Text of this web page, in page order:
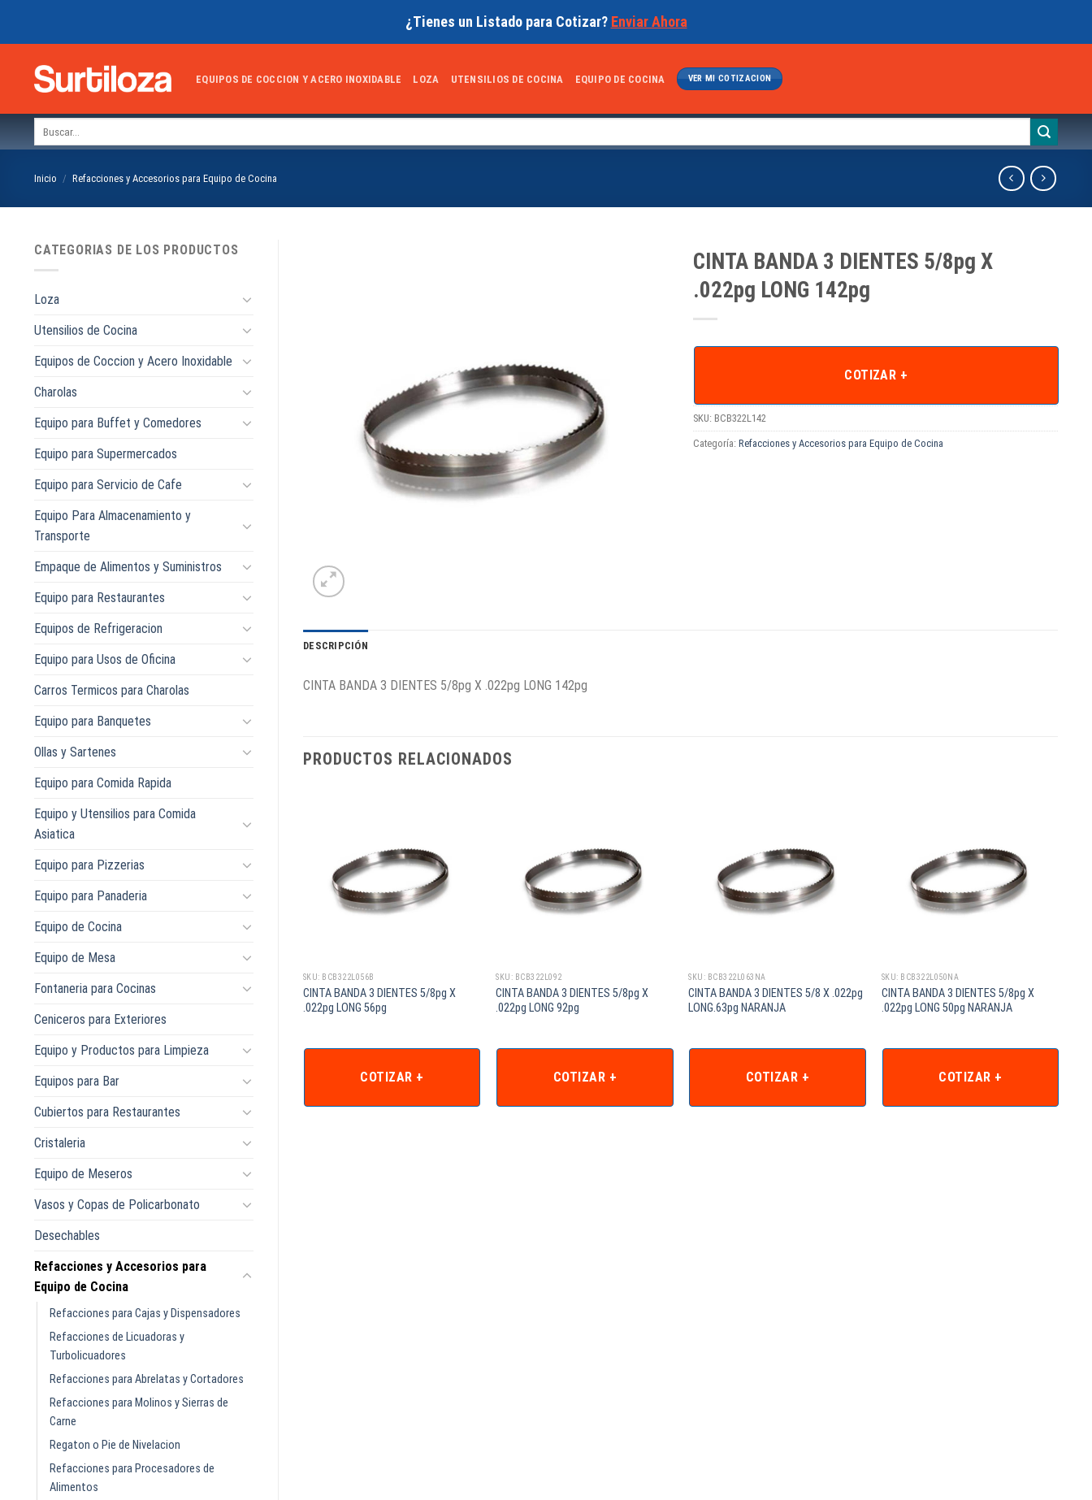
¿Tienes un Listado para Cotizar? Enviar Ahora
EQUIPOS DE COCCION Y ACERO INOXIDABLE LOZA UTENSILIOS DE COCINA EQUIPO DE COCINA VER MI COTIZACION
Inicio / Refacciones y Accesorios para Equipo de Cocina
CATEGORIAS DE LOS PRODUCTOS
Loza
Utensilios de Cocina
Equipos de Coccion y Acero Inoxidable
Charolas
Equipo para Buffet y Comedores
Equipo para Supermercados
Equipo para Servicio de Cafe
Equipo Para Almacenamiento y
Transporte
Empaque de Alimentos y Suministros
Equipo para Restaurantes
Equipos de Refrigeracion
Equipo para Usos de Oficina
Carros Termicos para Charolas
Equipo para Banquetes
Ollas y Sartenes
Equipo para Comida Rapida
Equipo y Utensilios para Comida
Asiatica
Equipo para Pizzerias
Equipo para Panaderia
Equipo de Cocina
Equipo de Mesa
Fontaneria para Cocinas
Ceniceros para Exteriores
Equipo y Productos para Limpieza
Equipos para Bar
Cubiertos para Restaurantes
Cristaleria
Equipo de Meseros
Vasos y Copas de Policarbonato
Desechables
Refacciones y Accesorios para
Equipo de Cocina
Refacciones para Cajas y Dispensadores
Refacciones de Licuadoras y
Turbolicuadores
Refacciones para Abrelatas y Cortadores
Refacciones para Molinos y Sierras de
Carne
Regaton o Pie de Nivelacion
Refacciones para Procesadores de
Alimentos
CINTA BANDA 3 DIENTES 5/8pg X
.022pg LONG 142pg
COTIZAR +
SKU: BCB322L142
Categoría: Refacciones y Accesorios para Equipo de Cocina
DESCRIPCIÓN
CINTA BANDA 3 DIENTES 5/8pg X .022pg LONG 142pg
PRODUCTOS RELACIONADOS
SKU: BCB322L056B
CINTA BANDA 3 DIENTES 5/8pg X
.022pg LONG 56pg
COTIZAR +
SKU: BCB322L092
CINTA BANDA 3 DIENTES 5/8pg X
.022pg LONG 92pg
COTIZAR +
SKU: BCB322L063NA
CINTA BANDA 3 DIENTES 5/8 X .022pg
LONG.63pg NARANJA
COTIZAR +
SKU: BCB322L050NA
CINTA BANDA 3 DIENTES 5/8pg X
.022pg LONG 50pg NARANJA
COTIZAR +
5/8pg X
+
CINTA BANDA 3 DIENTES 5/8pg X